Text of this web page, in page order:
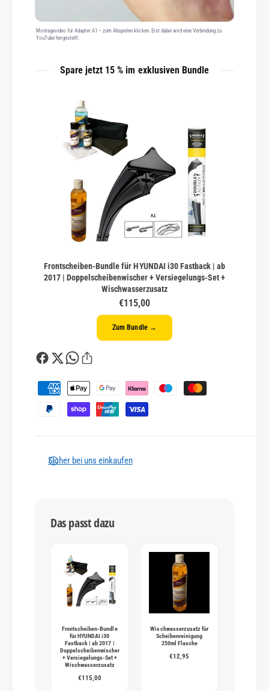
Montagevideo für Adapter A1 – zum Abspielen klicken. Erst dabei wird eine Verbindung zu
YouTube hergestellt.
Spare jetzt 15 % im exklusiven Bundle
Frontscheiben-Bundle für HYUNDAI i30 Fastback | ab
2017 | Doppelscheibenwischer + Versiegelungs-Set +
Wischwasserzusatz
€115,00
Zum Bundle →
Z
a
Sicher bei uns einkaufen
Das passt dazu
Frontscheiben-Bundle
für HYUNDAI i30
Fastback | ab 2017 |
Doppelscheibenwischer
+ Versiegelungs-Set +
Wischwasserzusatz
€115,00
Wischwasserzusatz für
Scheibenreinigung
250ml Flasche
€12,95